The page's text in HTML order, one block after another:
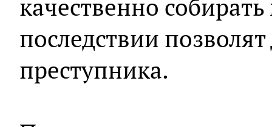
качественно
последствии
преступника.